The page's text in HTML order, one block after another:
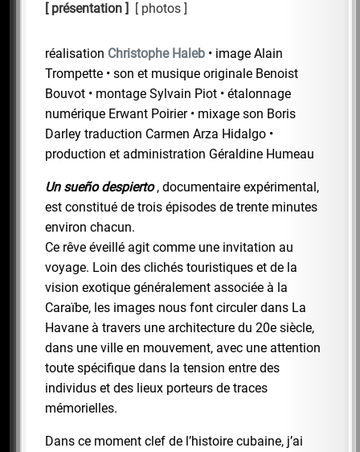
présentation photos
réalisation Christophe Haleb • image Alain
Trompette • son et musique originale Benoist
Bouvot • montage Sylvain Piot • étalonnage
numérique Erwant Poirier • mixage son Boris
Darley traduction Carmen Arza Hidalgo •
production et administration Géraldine Humeau
Un sueño despierto , documentaire expérimental,
est constitué de trois épisodes de trente minutes
environ chacun.
Ce rêve éveillé agit comme une invitation au
voyage. Loin des clichés touristiques et de la
vision exotique généralement associée à la
Caraïbe, les images nous font circuler dans La
Havane à travers une architecture du 20e siècle,
dans une ville en mouvement, avec une attention
toute spécifique dans la tension entre des
individus et des lieux porteurs de traces
mémorielles.
Dans ce moment clef de l’histoire cubaine, j’ai